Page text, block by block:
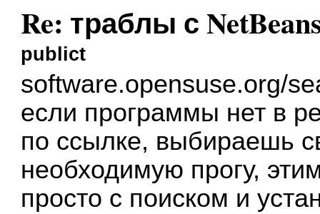
Re: траблы с
publict
software.opensuse.org/
если программы нет в
по ссылке, выбираешь
необходимую прогу,
просто с поиском и